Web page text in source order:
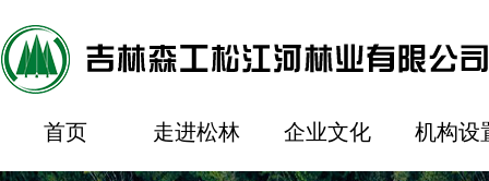
首页 走进松林 企业文化 机构设